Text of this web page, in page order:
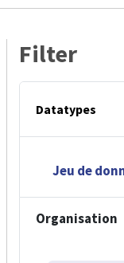
Filter
Datatypes
Jeu de
Organisation